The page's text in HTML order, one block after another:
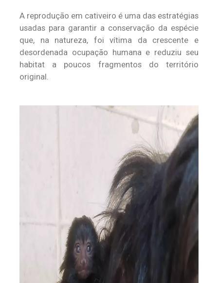
A reprodução em cativeiro é uma das estratégias
usadas para garantir a conservação da espécie
que, na natureza, foi vítima da crescente e
desordenada ocupação humana e reduziu seu
habitat a poucos fragmentos do território
original.